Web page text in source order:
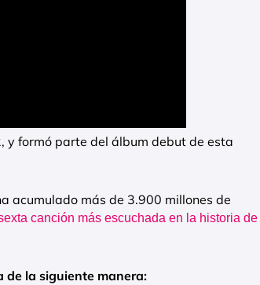
y formó parte del álbum debut de esta
acumulado más de 3.900 millones de
canción más escuchada en la historia de
de la siguiente manera: